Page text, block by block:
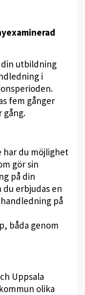
utbildning
i
fem gånger
gång.
har du möjlighet
gör sin
på din
du erbjudas en
på
båda genom
Uppsala
olika